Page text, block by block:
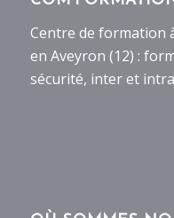
Centre de formation
en Aveyron (12) :
sécurité, inter et